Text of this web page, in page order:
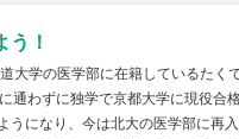
う！
大学の医学部に在籍しているたく
通わずに独学で京都大学に現役合
うになり、今は北大の医学部に再